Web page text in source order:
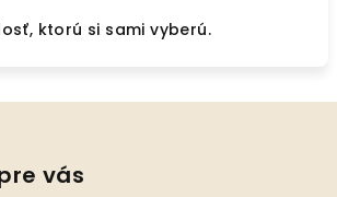
ktorú si sami vyberú.
vás